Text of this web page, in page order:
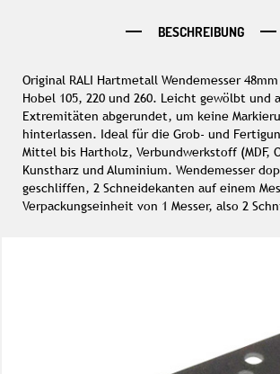
BESCHREIBUNG
Original RALI Hartmetall Wendemesser
Hobel 105, 220 und 260. Leicht gewölbt und
Extremitäten abgerundet, um keine
hinterlassen. Ideal für die Grob- und
Mittel bis Hartholz, Verbundwerkstoff (MDF,
Kunstharz und Aluminium. Wendemesser
geschliffen, 2 Schneidekanten auf einem
Verpackungseinheit von 1 Messer, also 2